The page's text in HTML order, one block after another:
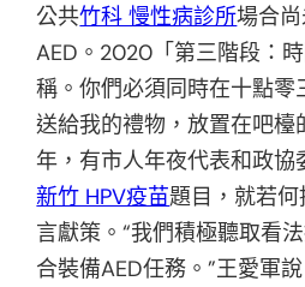
公共竹科 慢性病診所場合
AED。2020「第三階段：
稱。你們必須同時在十點零
送給我的禮物，放置在吧檯
年，有市人年夜代表和政
新竹 HPV疫苗題目，就若
言獻策。“我們積極聽取看
合裝備AED任務。”王愛軍說